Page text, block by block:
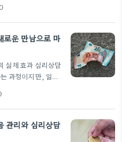
법을 제시한다. 따
관점을 빌려 공간
고 싶은 충동이나
다. 공간 속 신호를
예를 들어 동대문
때 간단한 체크리스
충동구매를 줄이고
또한 대화의 방향
로운 만남으로 마
실제 효과 심리상담
과정이지만, 일상
같은 감각 자극으
식사와 대화가 연
어 상담의 초기 단
있다. 현장 사례를
관리와 심리상담